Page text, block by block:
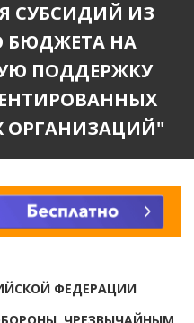
СУБСИДИЙ ИЗ
БЮДЖЕТА НА
ПОДДЕРЖКУ
ОРГАНИЗАЦИЙ"
ФЕДЕРАЦИИ